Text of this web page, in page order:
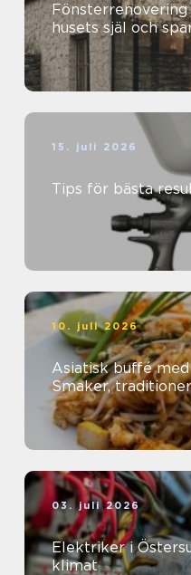
Fönsterrenovering på
husets själ och
15. juli 2026
Tips för bästa
10. juli 2026
Asiatisk buffé
Smaker,
03. juli 2026
Elektriker i Östersund trygg el i
klimat